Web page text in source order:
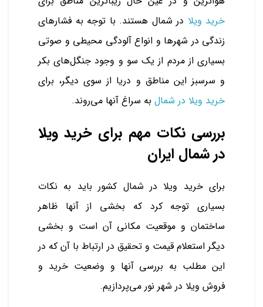
خرید ویلا در شمال هستند. با توجه به فشارهای
زندگی در شهرها و انواع آلودگی محیطی و صوتی
بسیاری از مردم از یک سو و وجود جنگل‌های بکر
و سرسبز این مناطق و دریا از سوی دیگر، برای
خرید ویلا در شمال به سراغ آنها می‌روند.
بررسی نکات مهم برای خرید ویلا
در شمال ایران
برای خرید ویلا در شمال کشور باید به نکات
بسیاری توجه کرد که بخشی از آنها ظاهر
ساختمان و موقعیت مکانی آن است و بخشی
دیگر استعلام قیمت و تحقیق در ارتباط با آن که در
این مطلب به بررسی آنها و وضعیت خرید و
فروش ویلا در شهر نور می‌پردازیم.